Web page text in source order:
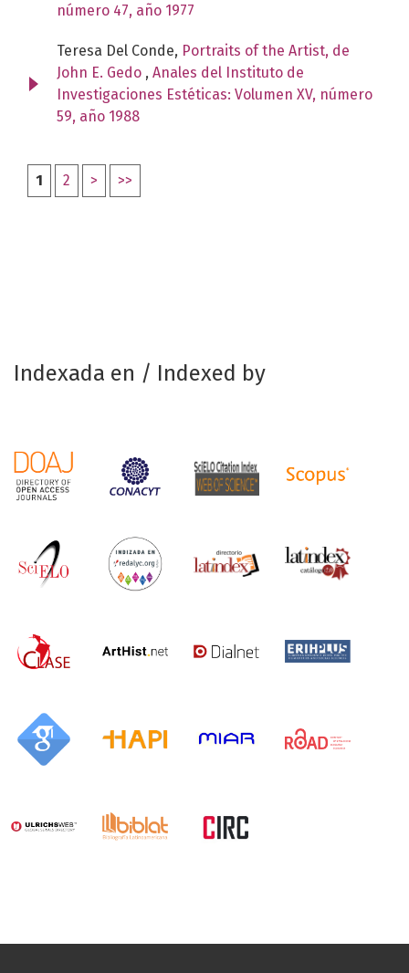
número 47, año 1977
Teresa Del Conde, Portraits of the Artist, de
John E. Gedo , Anales del Instituto de
Investigaciones Estéticas: Volumen XV, número
59, año 1988
1 2 > >>
Indexada en / Indexed by